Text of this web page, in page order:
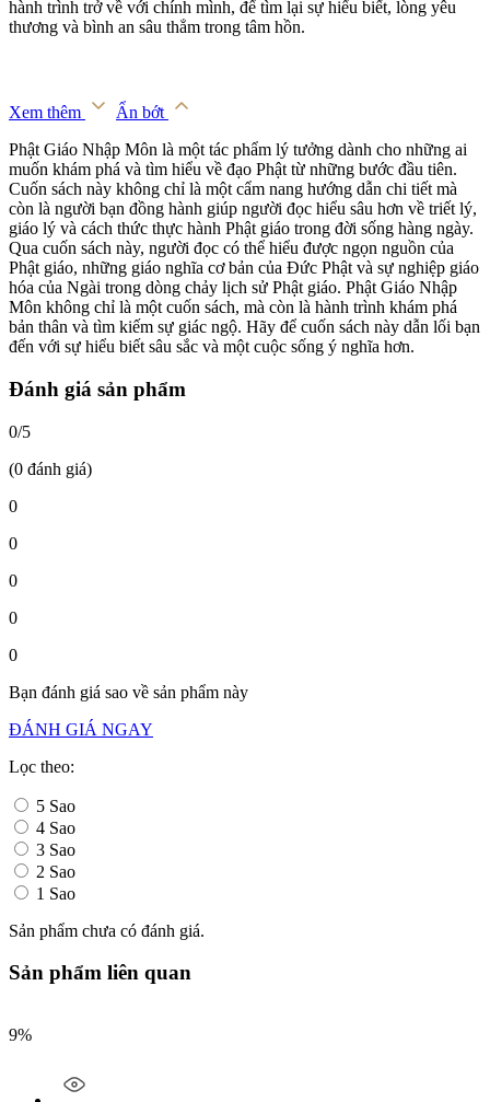
hành trình trở về với chính mình, để tìm lại sự hiểu biết, lòng yêu
thương và bình an sâu thẳm trong tâm hồn.
Xem thêm
Ẩn bớt
Phật Giáo Nhập Môn là một tác phẩm lý tưởng dành cho những ai
muốn khám phá và tìm hiểu về đạo Phật từ những bước đầu tiên.
Cuốn sách này không chỉ là một cẩm nang hướng dẫn chi tiết mà
còn là người bạn đồng hành giúp người đọc hiểu sâu hơn về triết lý,
giáo lý và cách thức thực hành Phật giáo trong đời sống hàng ngày.
Qua cuốn sách này, người đọc có thể hiểu được ngọn nguồn của
Phật giáo, những giáo nghĩa cơ bản của Đức Phật và sự nghiệp giáo
hóa của Ngài trong dòng chảy lịch sử Phật giáo. Phật Giáo Nhập
Môn không chỉ là một cuốn sách, mà còn là hành trình khám phá
bản thân và tìm kiếm sự giác ngộ. Hãy để cuốn sách này dẫn lối bạn
đến với sự hiểu biết sâu sắc và một cuộc sống ý nghĩa hơn.
Đánh giá sản phẩm
0/5
(0 đánh giá)
0
0
0
0
0
Bạn đánh giá sao về sản phẩm này
ĐÁNH GIÁ NGAY
Lọc theo:
5 Sao
4 Sao
3 Sao
2 Sao
1 Sao
Sản phẩm chưa có đánh giá.
Sản phẩm liên quan
9%